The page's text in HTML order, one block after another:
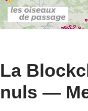
Aller
La
nuls —